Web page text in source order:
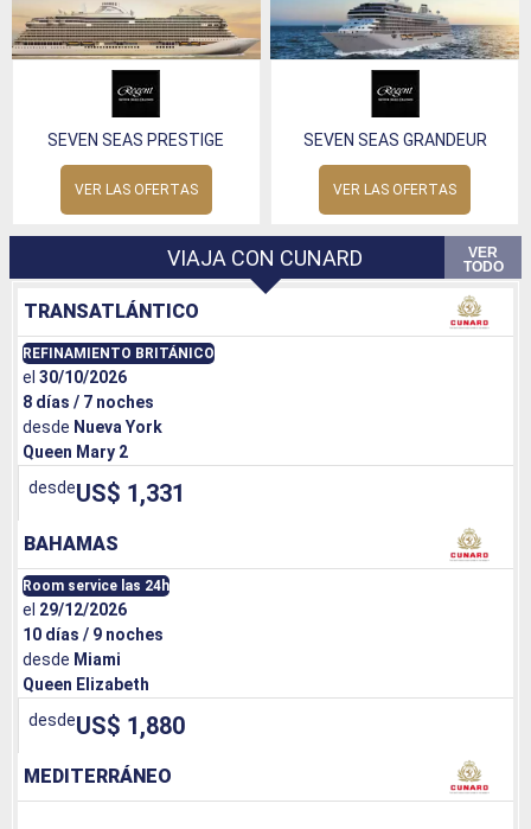
SEVEN SEAS PRESTIGE
VER LAS OFERTAS
SEVEN SEAS GRANDEUR
VER LAS OFERTAS
VIAJA CON CUNARD
VER
TODO
TRANSATLÁNTICO
Queen Mary 2
desde Nueva York
8 días / 7 noches
el 30/10/2026
REFINAMIENTO BRITÁNICO
desdeUS$ 1,331
BAHAMAS
Queen Elizabeth
desde Miami
10 días / 9 noches
el 29/12/2026
Room service las 24h
desdeUS$ 1,880
MEDITERRÁNEO